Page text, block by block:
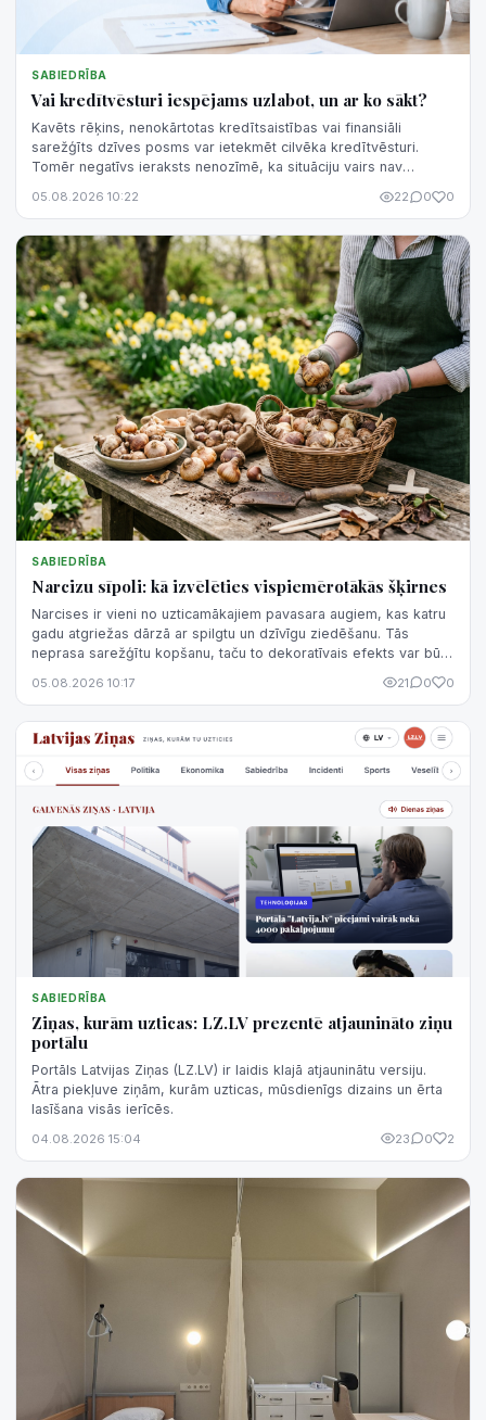
SABIEDRĪBA
Vai kredītvēsturi iespējams uzlabot, un ar ko sākt?
Kavēts rēķins, nenokārtotas kredītsaistības vai finansiāli
sarežģīts dzīves posms var ietekmēt cilvēka kredītvēsturi.
Tomēr negatīvs ieraksts nenozīmē, ka situāciju vairs nav
prasa laiku, regulāru saistību izpildi un pārdomātu rīcību.
05.08.2026 10:22 22 0 0
SABIEDRĪBA
Narcizu sīpoli: kā izvēlēties vispiemērotākās šķirnes
Narcises ir vieni no uzticamākajiem pavasara augiem, kas katru
gadu atgriežas dārzā ar spilgtu un dzīvīgu ziedēšanu. Tās
neprasa sarežģītu kopšanu, taču to dekoratīvais efekts var būt
05.08.2026 10:17 21 0 0
SABIEDRĪBA
Ziņas, kurām uzticas: LZ.LV prezentē atjaunināto ziņu
portālu
Portāls Latvijas Ziņas (LZ.LV) ir laidis klajā atjauninātu versiju.
Ātra piekļuve ziņām, kurām uzticas, mūsdienīgs dizains un ērta
lasīšana visās ierīcēs.
04.08.2026 15:04 23 0 2